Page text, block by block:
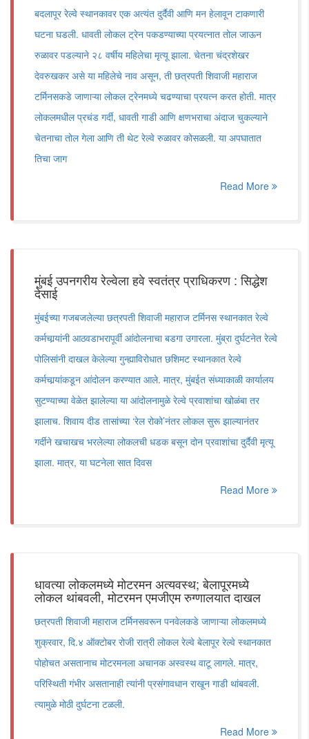
बदलापूर रेल्वे स्थानकावर एक अत्यंत दुर्दैवी आणि मन हेलावून टाकणारी
घटना घडली. धावती लोकल ट्रेन पकडण्याच्या प्रयत्नात तोल जाऊन
रुळावर पडल्याने २८ वर्षीय महिलेचा मृत्यू झाला. चेतना चंद्रशेखर
देवरुखकर असे या महिलेचे नाव असून, ती छत्रपती शिवाजी महाराज
टर्मिनसकडे जाणाऱ्या लोकल ट्रेनमध्ये चढण्याचा प्रयत्न करत होती. मात्र
लोकलमधील प्रचंड गर्दी, धावती गाडी आणि क्षणभराचा अंदाज चुकल्याने
चेतनाचा तोल गेला आणि ती थेट रेल्वे रुळावर कोसळली. या अपघातात
तिचा जाग
Read More
मुंबई उपनगरीय रेल्वेला हवे स्वतंत्र प्राधिकरण : सिद्धेश
देसाई
मुंबईच्या गजबजलेल्या छत्रपती शिवाजी महाराज टर्मिनस स्थानकात रेल्वे
कर्मचार्‍यांनी आठवडाभरापूर्वी आंदोलनाचा बडगा उगारला. मुंब्रा दुर्घटनेत रेल्वे
पोलिसांनी दाखल केलेल्या गुन्ह्याविरोधात छशिमट स्थानकात रेल्वे
कर्मचार्‍यांकडून आंदोलन करण्यात आले. मात्र, मुंबईत संध्याकाळी कार्यालय
सुटण्याच्या वेळेत झालेल्या या आंदोलनामुळे रेल्वे प्रवाशांचा खोळंबा तर
झालाच. शिवाय दीड तासांच्या ‘रेल रोको’नंतर लोकल सुरू झाल्यानंतर
गर्दीने खचाखच भरलेल्या लोकलची धडक बसून दोन प्रवाशांचा दुर्दैवी मृत्यू
झाला. मात्र, या घटनेला सात दिवस
Read More
धावत्या लोकलमध्ये मोटरमन अत्यवस्थ; बेलापूरमध्ये
लोकल थांबवली, मोटरमन एमजीएम रुग्णालयात दाखल
छत्रपती शिवाजी महाराज टर्मिनसवरून पनवेलकडे जाणाऱ्या लोकलमध्ये
शुक्रवार, दि.४ ऑक्टोबर रोजी रात्री लोकल रेल्वे बेलापूर रेल्वे स्थानकात
पोहोचत असतानाच मोटरमनला अचानक अस्वस्थ वाटू लागले. मात्र,
परिस्थिती गंभीर असतानाही त्यांनी प्रसंगावधान राखून गाडी थांबवली.
त्यामुळे मोठी दुर्घटना टळली.
Read More